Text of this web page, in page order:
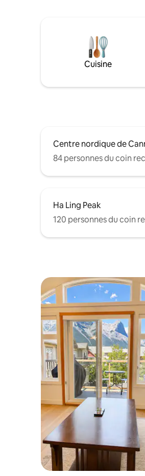
montagne à 180°, lever et
soleil. Jacuzzis du complexe
salle de sport, lavage de
la station. Idéal pour les
Cuisine
Centre nordique de
84 personnes du coin
Ha Ling Peak
120 personnes du coin